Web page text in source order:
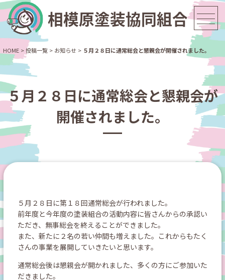
HOME>投稿一覧> お知らせ > ５月２８日に通常総会と懇親会が開催されました。
５月２８日に通常総会と懇親会が
開催されました。
５月２８日に第１８回通常総会が行われました。
前年度と今年度の塗装組合の活動内容に皆さんからの承認い
ただき、無事総会を終えることができました。
また、新たに２名の若い仲間も増えました。これからもたく
さんの事業を展開していきたいと思います。
通常総会後は懇親会が開かれました、多くの方にご参加いた
だきました。